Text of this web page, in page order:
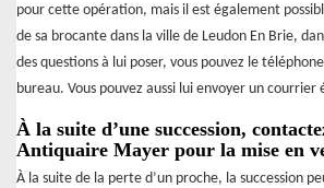
pour cette opération, mais il est également
de sa brocante dans la ville de Leudon En Brie,
des questions à lui poser, vous pouvez le
bureau. Vous pouvez aussi lui envoyer un courrier
À la suite d’une succession,
Antiquaire Mayer pour la mise en
À la suite de la perte d’un proche, la succession